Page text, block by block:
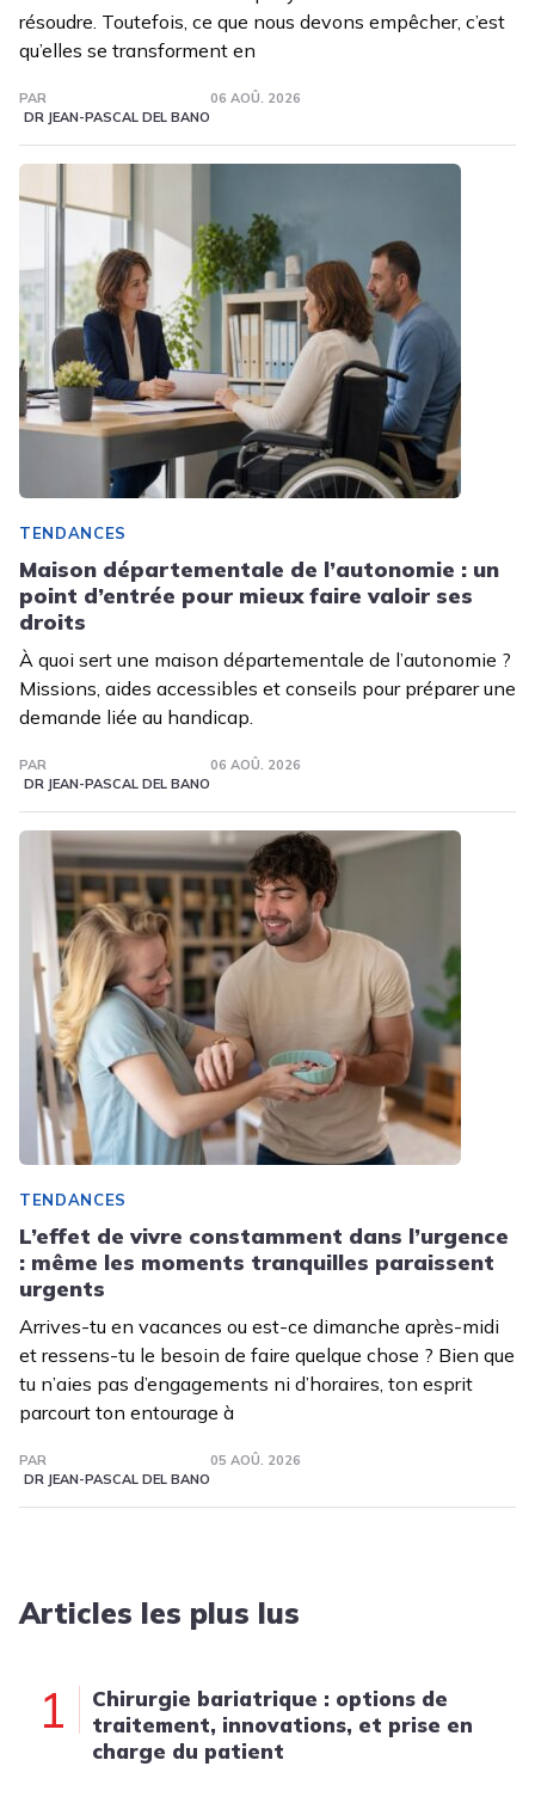
résoudre. Toutefois, ce que nous devons empêcher, c’est
qu’elles se transforment en
PAR
DR JEAN-PASCAL DEL BANO
06 AOÛ. 2026
TENDANCES
Maison départementale de l’autonomie : un
point d’entrée pour mieux faire valoir ses
droits
À quoi sert une maison départementale de l’autonomie ?
Missions, aides accessibles et conseils pour préparer une
demande liée au handicap.
PAR
DR JEAN-PASCAL DEL BANO
06 AOÛ. 2026
TENDANCES
L’effet de vivre constamment dans l’urgence
: même les moments tranquilles paraissent
urgents
Arrives-tu en vacances ou est-ce dimanche après-midi
et ressens-tu le besoin de faire quelque chose ? Bien que
tu n’aies pas d’engagements ni d’horaires, ton esprit
parcourt ton entourage à
PAR
DR JEAN-PASCAL DEL BANO
05 AOÛ. 2026
Articles les plus lus
1
Chirurgie bariatrique : options de
traitement, innovations, et prise en
charge du patient